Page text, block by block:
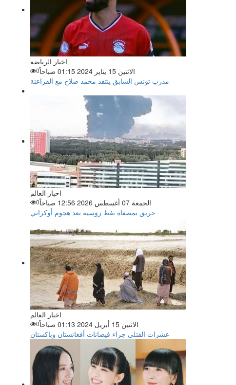
اخبار الرياضه
الاثنين 15 يناير 2024 01:15 صباحاً
0
مدرب تونس السابق ينتقد محمد صلاح مع الفراعنة
اخبار العالم
الجمعة 07 أغسطس 2026 12:56 صباحاً
0
حريق بمصفاة نفط روسية بعد هجوم أوكراني
اخبار العالم
الاثنين 15 أبريل 2024 01:13 صباحاً
0
عشرات القتلى جراء فيضانات أفغانستان وباكستان